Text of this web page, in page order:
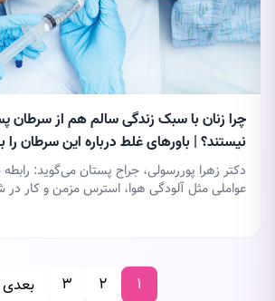
چرا زنان با سبک زندگی سالم هم از سرطان
نیستند؟ | باورهای غلط درباره این سرطان را
دکتر زهرا پوررسولی، جراح پستان می‌گوید:
عواملی مثل آلودگی هوا، استرس مزمن و کار
۱ ۲ ۳ بعدی